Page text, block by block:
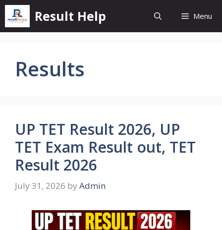
Skip
content
Result Help Menu
Results
UP TET Result 2026, UP
TET Exam Result out, TET
Result 2026
July 31, 2026 by Admin